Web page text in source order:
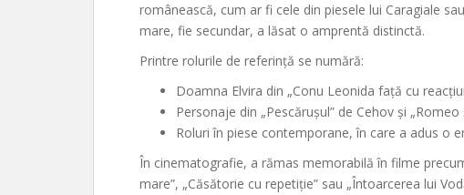
românească, cum ar fi cele din piesele lui Caragiale
mare, fie secundar, a lăsat o amprentă distinctă.
Printre rolurile de referință se numără:
Doamna Elvira din „Conu Leonida față cu
Personaje din „Pescărușul” de Cehov și „Romeo
Roluri în piese contemporane, în care a adus o
În cinematografie, a rămas memorabilă în filme
mare”, „Căsătorie cu repetiție” sau „Întoarcerea lui